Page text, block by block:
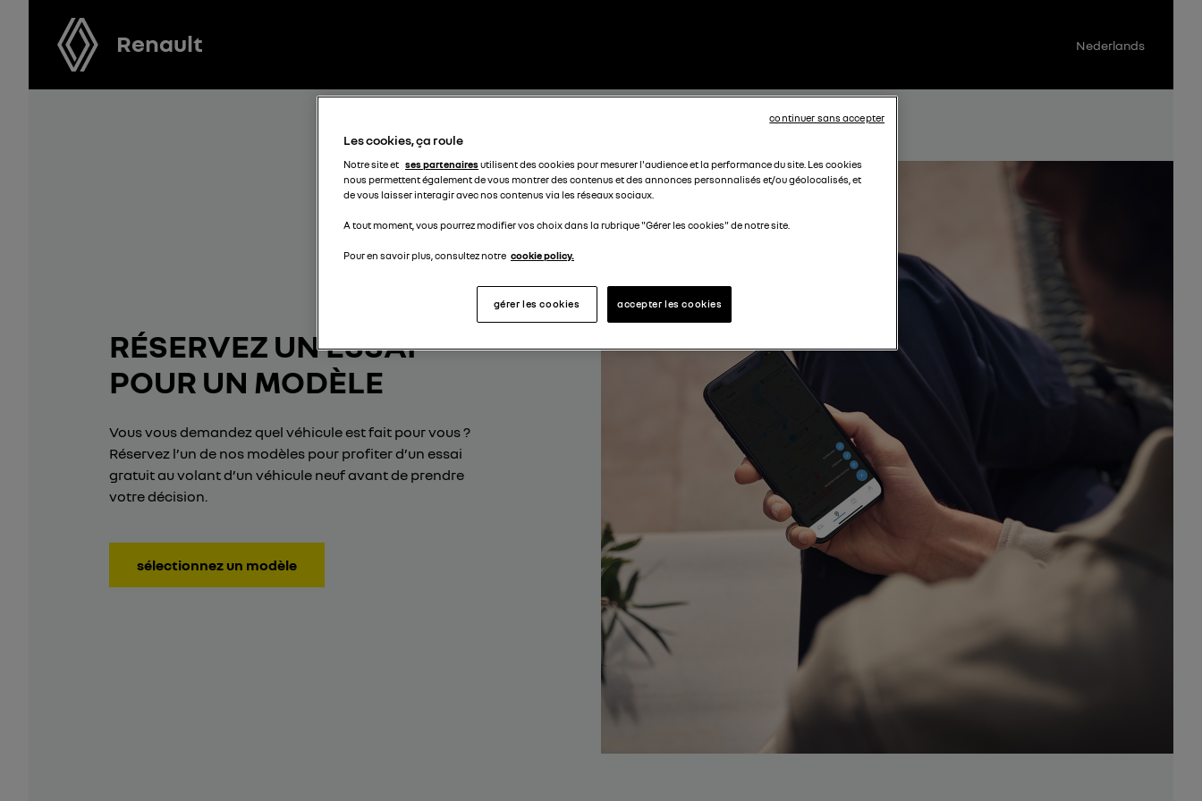
Renault Nederlands
RÉSERVEZ UN ESSAI
POUR UN MODÈLE
Vous vous demandez quel véhicule est fait pour vous ?
Réservez l’un de nos modèles pour profiter d’un essai
gratuit au volant d’un véhicule neuf avant de prendre
votre décision.
sélectionnez un modèle
Les cookies, ça roule
Notre site et ses partenairesutilisent des cookies pour mesurer l'audience et la performance du site. Les cookies
nous permettent également de vous montrer des contenus et des annonces personnalisés et/ou géolocalisés, et
de vous laisser interagir avec nos contenus via les réseaux sociaux.
A tout moment, vous pourrez modifier vos choix dans la rubrique "Gérer les cookies" de notre site.
Pour en savoir plus, consultez notre cookie policy.
accepter les cookies
gérer les cookies
continuer sans accepter